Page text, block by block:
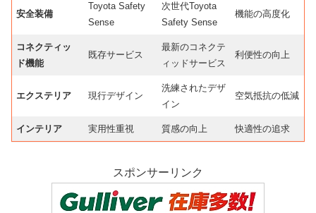
安全装備
Toyota Safety
Sense
次世代Toyota
Safety Sense
機能の高度化
コネクティッ
ド機能
既存サービス
最新のコネクテ
ィッドサービス
利便性の向上
エクステリア 現行デザイン
洗練されたデザ
イン
空気抵抗の低減
インテリア 実用性重視 質感の向上 快適性の追求
スポンサーリンク